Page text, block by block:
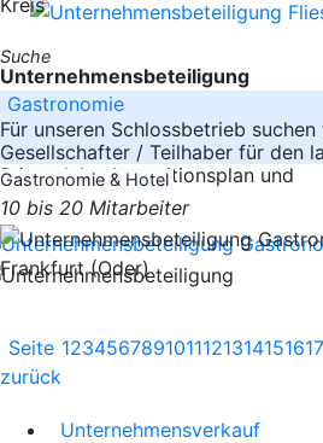
Kreis
Suche
Unternehmensbeteiligung
Gastronomie
Für unseren Schlossbetrieb
Gesellschafter / Teilhaber für den
Privatclubs. Investitionsplan und
Gastronomie & Hotel
10 bis 20 Mitarbeiter
Frankfurt (Oder)
Seite
zurück
1234567891011121314151617
Unternehmensverkauf